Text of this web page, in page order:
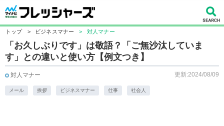
トップ > ビジネスマナー > 対人マナー
「お久しぶりです」は敬語？「ご無沙汰していま
す」との違いと使い方【例文つき】
対人マナー 更新:2024/08/09
メール 挨拶 ビジネスマナー 仕事 社会人